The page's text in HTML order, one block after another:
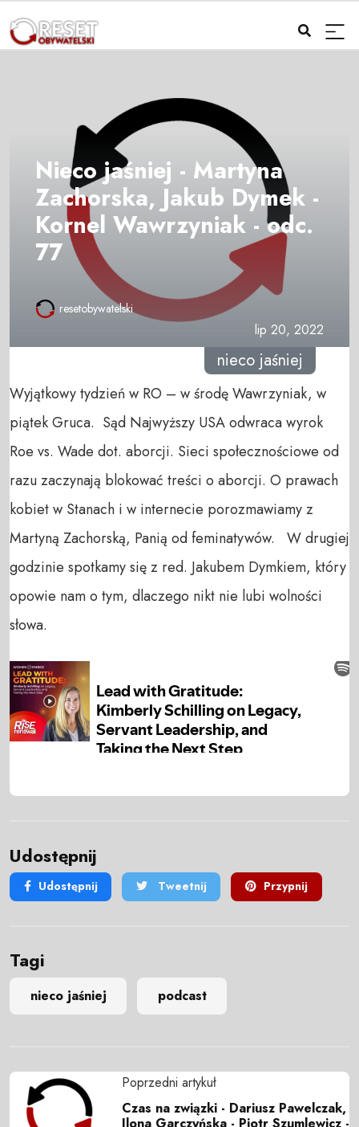
Nieco jaśniej - Martyna
Zachorska, Jakub Dymek -
Kornel Wawrzyniak - odc.
77
resetobywatelski
lip 20, 2022
nieco jaśniej
Wyjątkowy tydzień w RO – w środę Wawrzyniak, w
piątek Gruca. Sąd Najwyższy USA odwraca wyrok
Roe vs. Wade dot. aborcji. Sieci społecznościowe od
razu zaczynają blokować treści o aborcji. O prawach
kobiet w Stanach i w internecie porozmawiamy z
Martyną Zachorską, Panią od feminatywów. W drugiej
godzinie spotkamy się z red. Jakubem Dymkiem, który
opowie nam o tym, dlaczego nikt nie lubi wolności
słowa.
Udostępnij
Udostępnij Tweetnij Przypnij
Tagi
nieco jaśniej podcast
Poprzedni artykuł
Czas na związki - Dariusz Pawelczak,
Ilona Garczyńska - Piotr Szumlewicz -